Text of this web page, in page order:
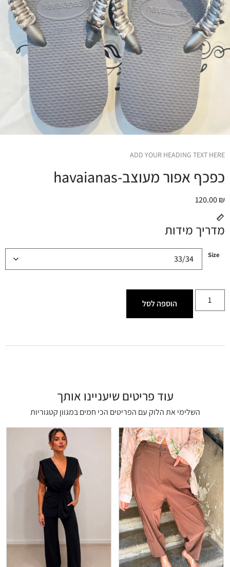
ADD YOUR HEADING TEXT HERE
כפכף אפור מעוצב-havaianas
120.00₪
מדריך מידות
Size
הוספה לסל
עוד פריטים שיעניינו אותך
השלימי את הלוק עם הפריטים הכי חמים במגוון קטגוריות